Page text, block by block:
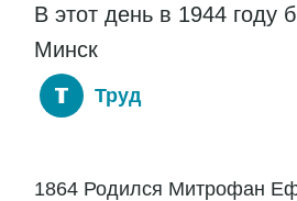
В этот день в 1944 году
Минск
Труд
1864 Родился Митрофан